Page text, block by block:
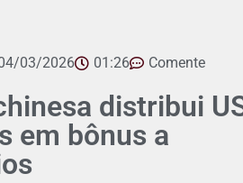
03/2026 01:26 Comente
distribui
em bônus a